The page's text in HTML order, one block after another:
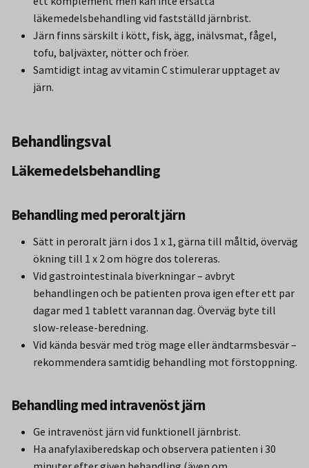
läkemedelsbehandling vid fastställd järnbrist.
Järn finns särskilt i kött, fisk, ägg, inälvsmat, fågel,
tofu, baljväxter, nötter och fröer.
Samtidigt intag av vitamin C stimulerar upptaget av
järn.
Behandlingsval
Läkemedelsbehandling
Behandling med peroralt järn
Sätt in peroralt järn i dos 1 x 1, gärna till måltid, överväg
ökning till 1 x 2 om högre dos tolereras.
Vid gastrointestinala biverkningar – avbryt
behandlingen och be patienten prova igen efter ett par
dagar med 1 tablett varannan dag. Överväg byte till
slow-release-beredning.
Vid kända besvär med trög mage eller ändtarmsbesvär –
rekommendera samtidig behandling mot förstoppning.
Behandling med intravenöst järn
Ge intravenöst järn vid funktionell järnbrist.
Ha anafylaxiberedskap och observera patienten i 30